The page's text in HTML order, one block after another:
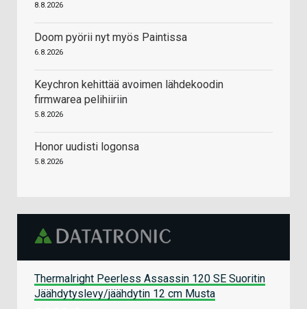
8.8.2026
Doom pyörii nyt myös Paintissa
6.8.2026
Keychron kehittää avoimen lähdekoodin
firmwarea pelihiiriin
5.8.2026
Honor uudisti logonsa
5.8.2026
Thermalright Peerless Assassin 120 SE Suoritin
Jäähdytyslevy/jäähdytin 12 cm Musta